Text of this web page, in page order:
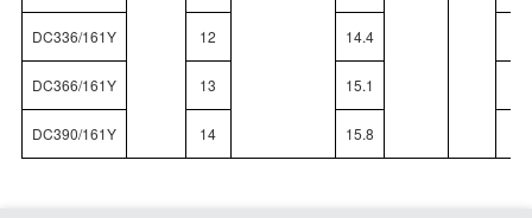
DC336/161Y 12 14.4
DC366/161Y 13 15.1
DC390/161Y 14 15.8